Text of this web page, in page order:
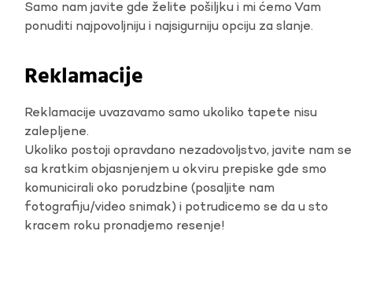
Samo nam javite gde želite pošiljku i mi ćemo Vam
ponuditi najpovoljniju i najsigurniju opciju za slanje.
Reklamacije
Reklamacije uvazavamo samo ukoliko tapete nisu
zalepljene.
Ukoliko postoji opravdano nezadovoljstvo, javite nam se
sa kratkim objasnjenjem u okviru prepiske gde smo
komunicirali oko porudzbine (posaljite nam
fotografiju/video snimak) i potrudicemo se da u sto
kracem roku pronadjemo resenje!